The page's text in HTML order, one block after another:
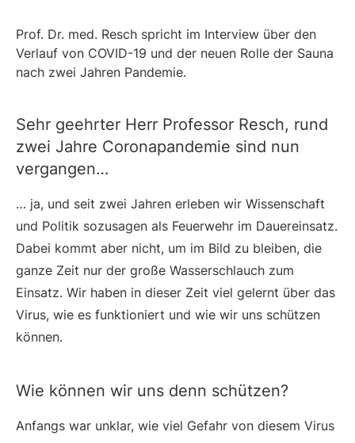
Prof. Dr. med. Resch spricht im Interview über den
Verlauf von COVID-19 und der neuen Rolle der Sauna
nach zwei Jahren Pandemie.
Sehr geehrter Herr Professor Resch, rund
zwei Jahre Coronapandemie sind nun
vergangen…
… ja, und seit zwei Jahren erleben wir Wissenschaft
und Politik sozusagen als Feuerwehr im Dauereinsatz.
Dabei kommt aber nicht, um im Bild zu bleiben, die
ganze Zeit nur der große Wasserschlauch zum
Einsatz. Wir haben in dieser Zeit viel gelernt über das
Virus, wie es funktioniert und wie wir uns schützen
können.
Wie können wir uns denn schützen?
Anfangs war unklar, wie viel Gefahr von diesem Virus